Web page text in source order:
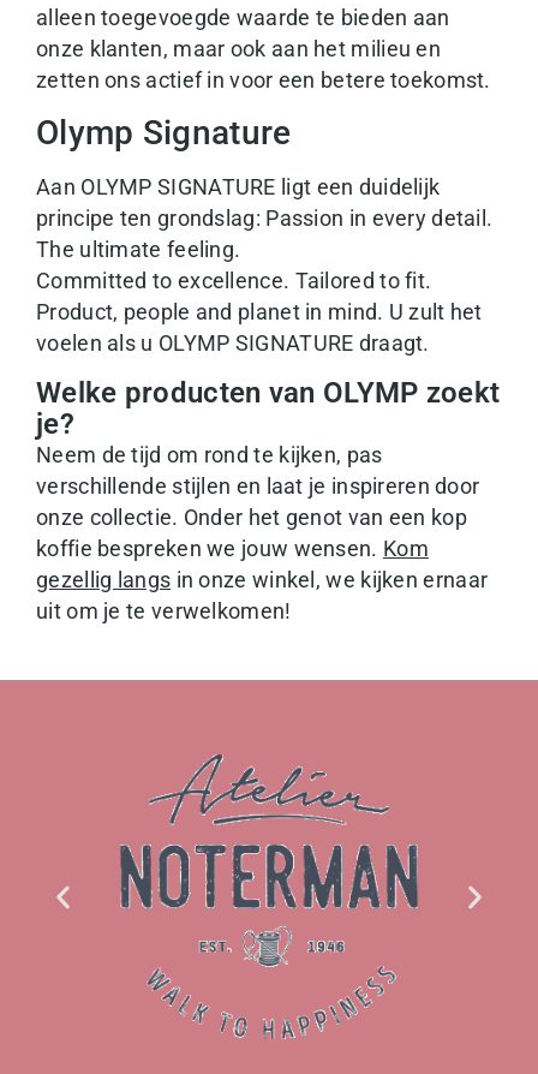
alleen toegevoegde waarde te bieden aan
onze klanten, maar ook aan het milieu en
zetten ons actief in voor een betere toekomst.
Olymp Signature
Aan OLYMP SIGNATURE ligt een duidelijk
principe ten grondslag: Passion in every detail.
The ultimate feeling.
Committed to excellence. Tailored to fit.
Product, people and planet in mind. U zult het
voelen als u OLYMP SIGNATURE draagt.
Welke producten van OLYMP zoekt
je?
Neem de tijd om rond te kijken, pas
verschillende stijlen en laat je inspireren door
onze collectie. Onder het genot van een kop
koffie bespreken we jouw wensen. Kom
gezellig langs in onze winkel, we kijken ernaar
uit om je te verwelkomen!